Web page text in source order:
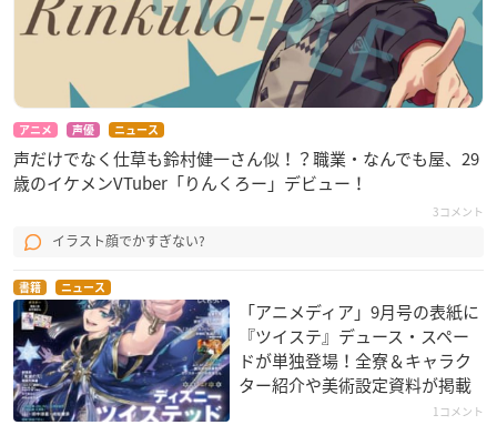
アニメ 声優 ニュース
声だけでなく仕草も鈴村健一さん似！？職業・なんでも屋、29
歳のイケメンVTuber「りんくろー」デビュー！
3コメント
イラスト顔でかすぎない?
書籍 ニュース
「アニメディア」9月号の表紙に
『ツイステ』デュース・スペー
ドが単独登場！全寮＆キャラク
ター紹介や美術設定資料が掲載
1コメント